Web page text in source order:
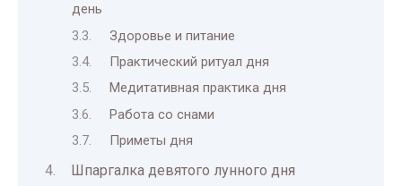
день
Здоровье и питание
Практический ритуал дня
Медитативная практика дня
Работа со снами
Приметы дня
Шпаргалка девятого лунного дня